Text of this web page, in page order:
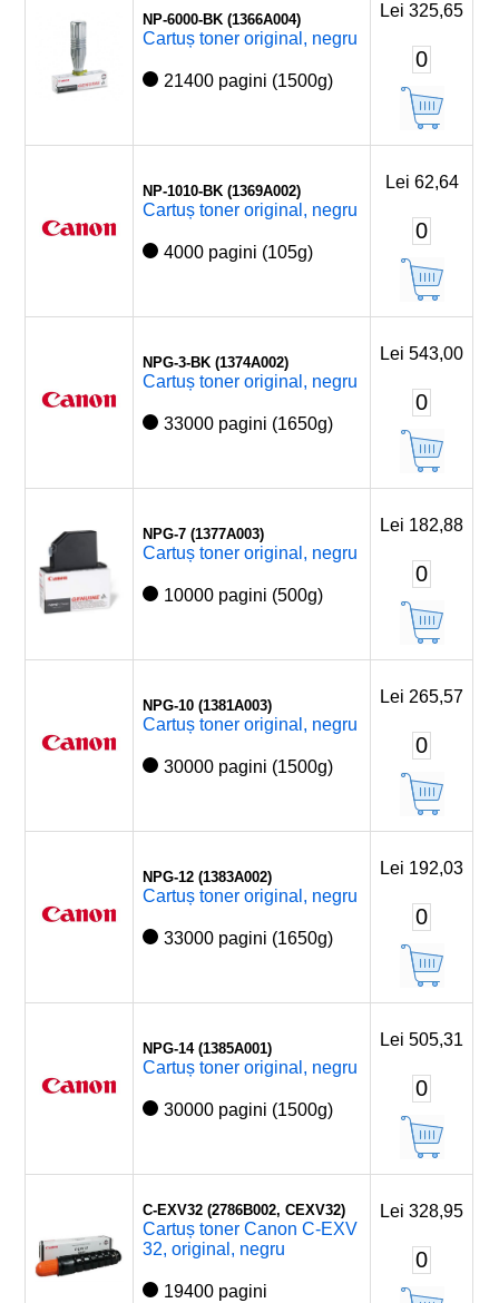
NP-6000-BK (1366A004)
Cartuș toner original, negru
21400 pagini (1500g)
Lei 325,65
0
NP-1010-BK (1369A002)
Cartuș toner original, negru
4000 pagini (105g)
Lei 62,64
0
NPG-3-BK (1374A002)
Cartuș toner original, negru
33000 pagini (1650g)
Lei 543,00
0
NPG-7 (1377A003)
Cartuș toner original, negru
10000 pagini (500g)
Lei 182,88
0
NPG-10 (1381A003)
Cartuș toner original, negru
30000 pagini (1500g)
Lei 265,57
0
NPG-12 (1383A002)
Cartuș toner original, negru
33000 pagini (1650g)
Lei 192,03
0
NPG-14 (1385A001)
Cartuș toner original, negru
30000 pagini (1500g)
Lei 505,31
0
C-EXV32 (2786B002, CEXV32)
Cartuș toner Canon C-EXV
32, original, negru
19400 pagini
Lei 328,95
0